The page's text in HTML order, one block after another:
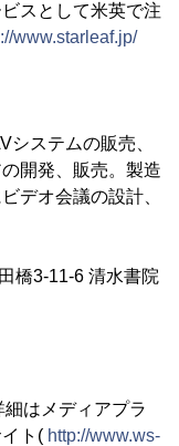
スとして米英で注
www.starleaf.jp/
ステムの販売、
開発、販売。製造
デオ会議の設計、
橋3-11-6 清水書院
はメディアプラ
ト( http://www.ws-